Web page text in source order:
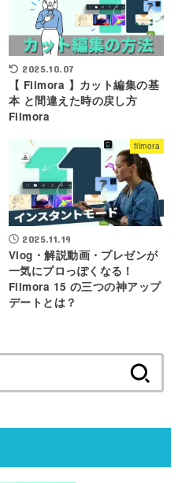
2025.10.07
【 Filmora 】カット編集の基
本 と間違えた時の戻し方
Filmora
filmora
2025.11.19
Vlog・解説動画・プレゼンが
一気にプロっぽくなる！
Filmora 15 の三つの神アップ
デートとは？
索: